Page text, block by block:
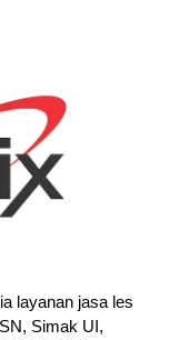
layanan jasa les
Simak UI,